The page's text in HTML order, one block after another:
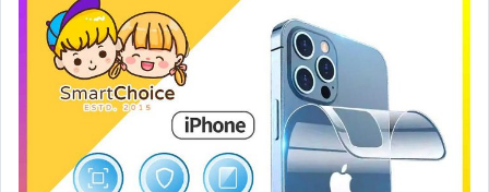
居家、家具與園藝
玩具、模型與公仔
女裝與服飾配件
男性精品與服飾